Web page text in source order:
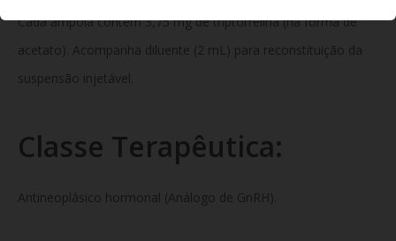
Cada ampola contém 3,75 mg de triptorrelina (na forma de
acetato). Acompanha diluente (2 mL) para reconstituição da
suspensão injetável.
Classe Terapêutica:
Antineoplásico hormonal (Análogo de GnRH).